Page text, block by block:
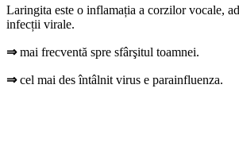
Laringita este o inflamația a corzilor vocale,
infecții virale.
⇒mai frecventă spre sfârşitul toamnei.
⇒cel mai des întâlnit virus e parainfluenza.